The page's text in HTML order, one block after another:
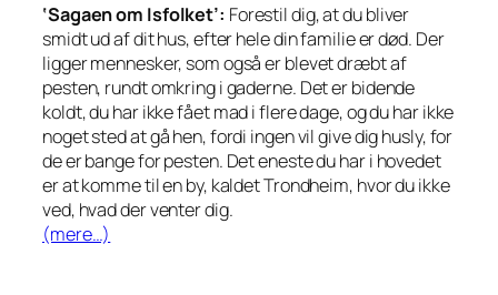
‘Sagaen om Isfolket’: Forestil dig, at du bliver
smidt ud af dit hus, efter hele din familie er død. Der
ligger mennesker, som også er blevet dræbt af
pesten, rundt omkring i gaderne. Det er bidende
koldt, du har ikke fået mad i flere dage, og du har ikke
noget sted at gå hen, fordi ingen vil give dig husly, for
de er bange for pesten. Det eneste du har i hovedet
er at komme til en by, kaldet Trondheim, hvor du ikke
ved, hvad der venter dig.
(mere…)